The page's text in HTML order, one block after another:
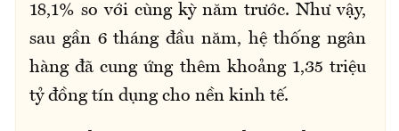
18,1% so với cùng kỳ năm trước. Như vậy,
sau gần 6 tháng đầu năm, hệ thống ngân
hàng đã cung ứng thêm khoảng 1,35 triệu
tỷ đồng tín dụng cho nền kinh tế.